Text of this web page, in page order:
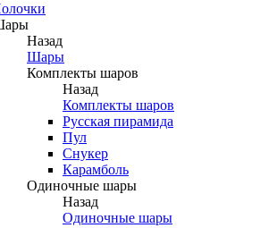
Назад
Шары
Комплекты шаров
Назад
Комплекты шаров
Русская пирамида
Пул
Снукер
Карамболь
Одиночные шары
Назад
Одиночные шары